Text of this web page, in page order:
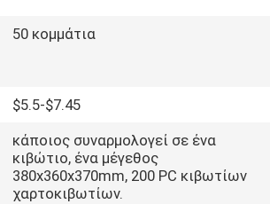
50 κομμάτια
$5.5-$7.45
κάποιος συναρμολογεί σε ένα
κιβώτιο, ένα μέγεθος
380x360x370mm, 200 PC κιβωτίων
χαρτοκιβωτίων.